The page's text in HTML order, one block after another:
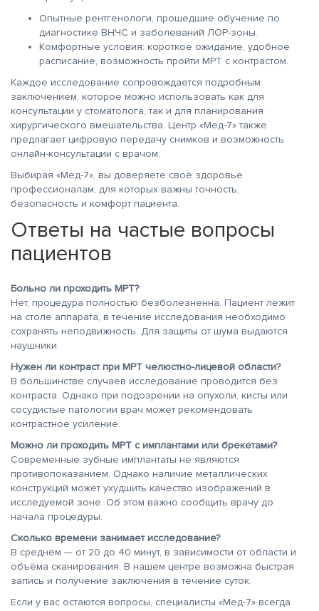
Опытные рентгенологи, прошедшие обучение по
диагностике ВНЧС и заболеваний ЛОР-зоны.
Комфортные условия: короткое ожидание, удобное
расписание, возможность пройти МРТ с контрастом.
Каждое исследование сопровождается подробным
заключением, которое можно использовать как для
консультации у стоматолога, так и для планирования
хирургического вмешательства. Центр «Мед-7» также
предлагает цифровую передачу снимков и возможность
онлайн-консультации с врачом.
Выбирая «Мед-7», вы доверяете своё здоровье
профессионалам, для которых важны точность,
безопасность и комфорт пациента.
Ответы на частые вопросы
пациентов
Больно ли проходить МРТ?
Нет, процедура полностью безболезненна. Пациент лежит
на столе аппарата, в течение исследования необходимо
сохранять неподвижность. Для защиты от шума выдаются
наушники.
Нужен ли контраст при МРТ челюстно-лицевой области?
В большинстве случаев исследование проводится без
контраста. Однако при подозрении на опухоли, кисты или
сосудистые патологии врач может рекомендовать
контрастное усиление.
Можно ли проходить МРТ с имплантами или брекетами?
Современные зубные имплантаты не являются
противопоказанием. Однако наличие металлических
конструкций может ухудшить качество изображений в
исследуемой зоне. Об этом важно сообщить врачу до
начала процедуры.
Сколько времени занимает исследование?
В среднем — от 20 до 40 минут, в зависимости от области и
объёма сканирования. В нашем центре возможна быстрая
запись и получение заключения в течение суток.
Если у вас остаются вопросы, специалисты «Мед-7» всегда